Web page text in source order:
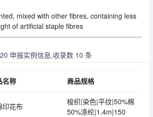
mixed with other fibres, containing less
of artificial staple fibres
申报实例信息,收录数 10 条
名称 商品规格
印花布
梭织|染色|平纹|50%棉
50%涤纶|1.4m|150